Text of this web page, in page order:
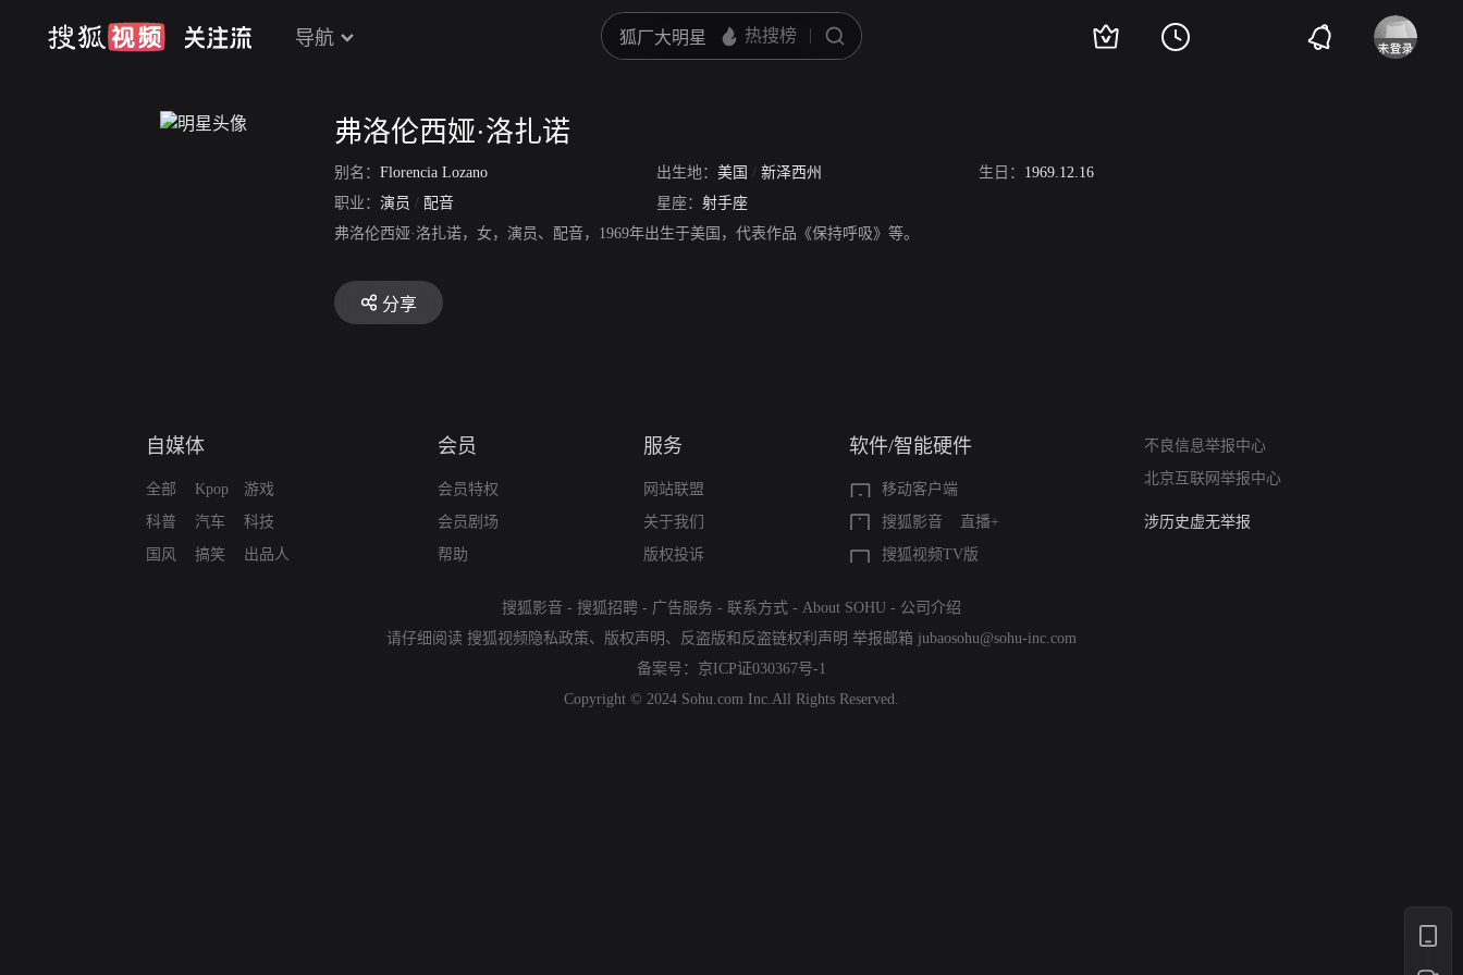
导航
弗洛伦西娅·洛扎诺
别名： Florencia Lozano 出生地： 美国 / 新泽西州 生日： 1969.12.16
职业： 演员 / 配音 星座： 射手座
弗洛伦西娅·洛扎诺，女，演员、配音，1969年出生于美国，代表作品《保持呼吸》等。
分享
自媒体
全部
科普
国风
Kpop
汽车
搞笑
游戏
科技
出品人
会员
会员特权
会员剧场
帮助
服务
网站联盟
关于我们
版权投诉
软件/智能硬件
移动客户端
搜狐影音
直播+
搜狐视频TV版
不良信息举报中心
北京互联网举报中心
亚运会举报专区
涉历史虚无举报
搜狐影音 - 搜狐招聘 - 广告服务 - 联系方式 - About SOHU - 公司介绍
请仔细阅读 搜狐视频隐私政策、 版权声明 、 反盗版和反盗链权利声明 举报邮箱 jubaosohu@sohu-inc.com
备案号： 京ICP证030367号-1
Copyright © 2024 Sohu.com Inc.All Rights Reserved.